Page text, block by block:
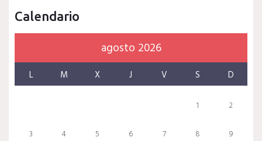
Calendario
agosto 2026
L M X J V S D
1 2
3 4 5 6 7 8 9